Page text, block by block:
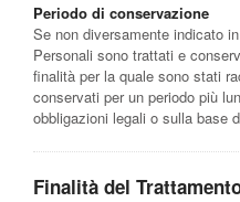
Periodo di conservazione
Se non diversamente indicato
Personali sono trattati e
finalità per la quale sono stati
conservati per un periodo più
obbligazioni legali o sulla base
Finalità del